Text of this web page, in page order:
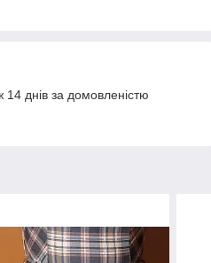
днів за домовленістю